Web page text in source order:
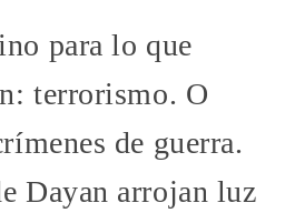
para lo que
terrorismo. O
de guerra.
Dayan arrojan luz